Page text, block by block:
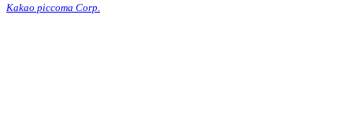
Kakao piccoma Corp.